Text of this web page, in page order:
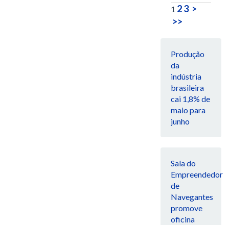
1 23 >
>>
Produção
da
indústria
brasileira
cai 1,8% de
maio para
junho
Sala do
Empreendedor
de
Navegantes
promove
oficina